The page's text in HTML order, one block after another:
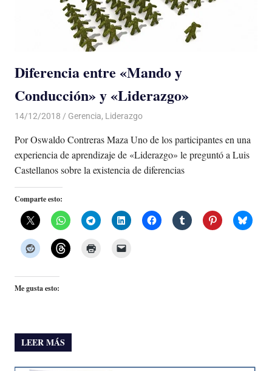
Diferencia entre «Mando y
Conducción» y «Liderazgo»
14/12/2018 De todo un Poco
Gerencia, Liderazgo
Por Oswaldo Contreras Maza Uno de los participantes en una
experiencia de aprendizaje de «Liderazgo» le preguntó a Luis
Castellanos sobre la existencia de diferencias
Comparte esto:
Me gusta esto:
LEER MÁS